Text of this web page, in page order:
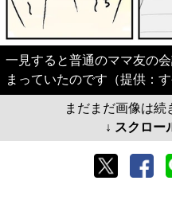
一見すると普通のママ友の
まっていたのです（提供：す
まだまだ画像は続
↓ スクロー